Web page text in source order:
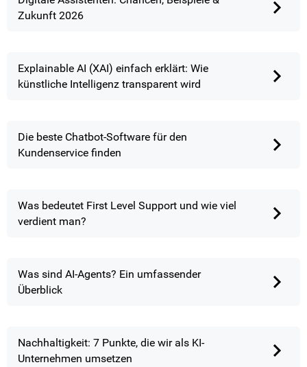
Zukunft 2026
Explainable AI (XAI) einfach erklärt: Wie
künstliche Intelligenz transparent wird
Die beste Chatbot-Software für den
Kundenservice finden
Was bedeutet First Level Support und wie viel
verdient man?
Was sind AI-Agents? Ein umfassender
Überblick
Nachhaltigkeit: 7 Punkte, die wir als KI-
Unternehmen umsetzen